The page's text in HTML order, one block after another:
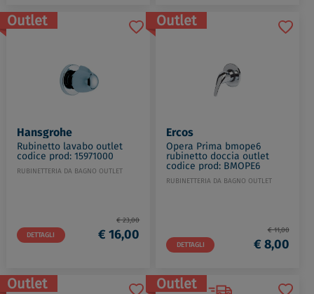
Outlet
Hansgrohe
Rubinetto lavabo outlet
codice prod: 15971000
RUBINETTERIA DA BAGNO OUTLET
DETTAGLI
€ 23,00
€ 16,00
Outlet
Ercos
Opera Prima bmope6
rubinetto doccia outlet
codice prod: BMOPE6
RUBINETTERIA DA BAGNO OUTLET
DETTAGLI
€ 11,00
€ 8,00
Outlet Outlet